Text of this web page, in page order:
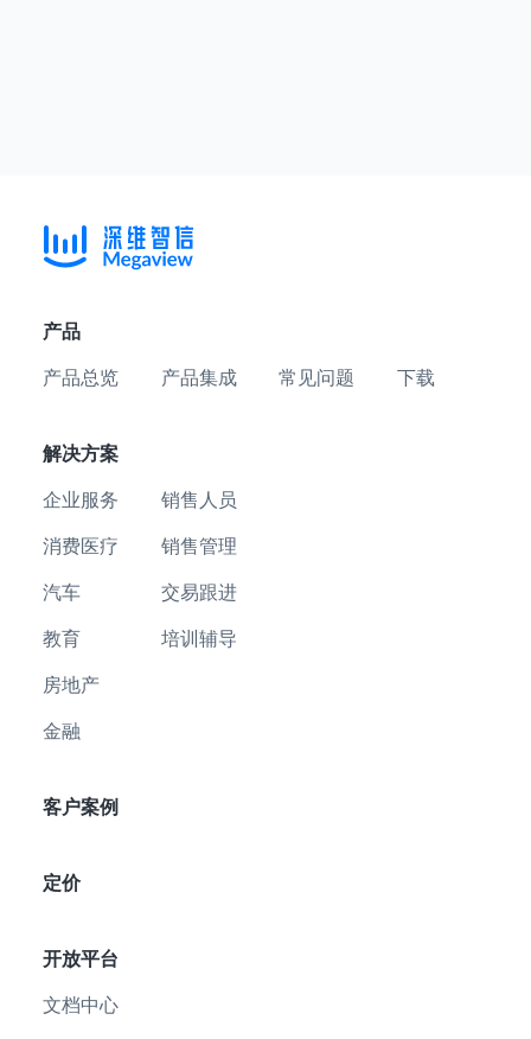
产品
产品总览 产品集成 常见问题 下载
解决方案
企业服务
消费医疗
汽车
教育
房地产
金融
销售人员
销售管理
交易跟进
培训辅导
客户案例
定价
开放平台
文档中心